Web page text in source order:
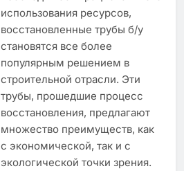
использования ресурсов,
восстановленные трубы б/у
становятся все более
популярным решением в
строительной отрасли. Эти
трубы, прошедшие процесс
восстановления, предлагают
множество преимуществ, как
с экономической, так и с
экологической точки зрения.